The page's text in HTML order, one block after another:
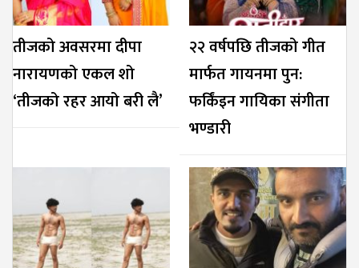
तीजको अवसरमा दीपा
नारायणको एकल शो
‘तीजको रहर आयो बरी लै’
२२ वर्षपछि तीजको गीत
मार्फत गायनमा पुन:
फर्किंइन गायिका संगीता
भण्डारी